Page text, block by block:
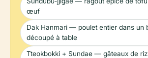
œuf
Dak Hanmari — poulet entier dans un
découpé à table
Tteokbokki + Sundae — gâteaux de